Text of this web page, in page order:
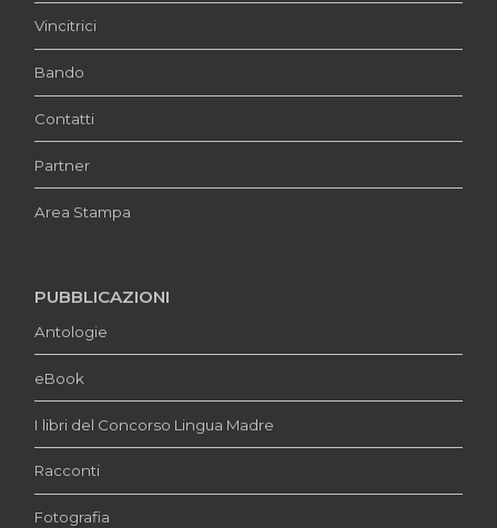
Vincitrici
Bando
Contatti
Partner
Area Stampa
PUBBLICAZIONI
Antologie
eBook
I libri del Concorso Lingua Madre
Racconti
Fotografia